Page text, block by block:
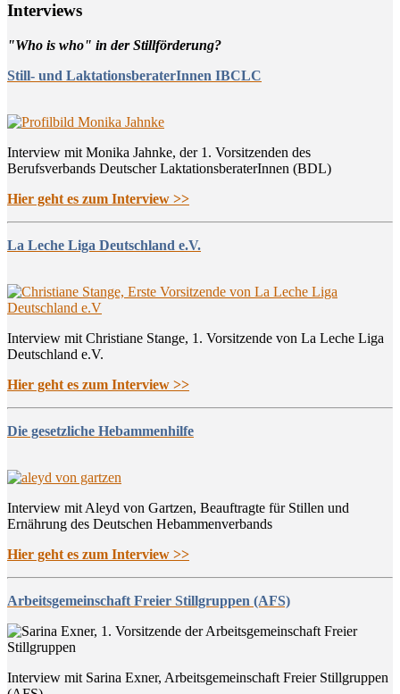
Inter­views
"Who is who" in der Stillförderung?
Still- und LaktationsberaterInnen IBCLC
Interview mit Monika Jahnke, der 1. Vorsitzenden des
Berufsverbands Deutscher LaktationsberaterInnen (BDL)
Hier geht es zum Interview >>
La Leche Liga Deutschland e.V.
Interview mit Christiane Stange, 1. Vorsitzende von La Leche Liga
Deutschland e.V.
Hier geht es zum Interview >>
Die gesetzliche Hebammenhilfe
Interview mit Aleyd von Gartzen, Beauftragte für Stillen und
Ernährung des Deutschen Hebammenverbands
Hier geht es zum Interview >>
Arbeitsgemeinschaft Freier Stillgruppen (AFS)
Interview mit Sarina Exner, Arbeitsgemeinschaft Freier Stillgruppen